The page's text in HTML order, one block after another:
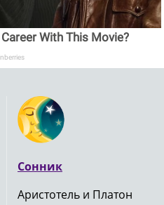
With This Movie?
Сонник
Аристотель и Платон